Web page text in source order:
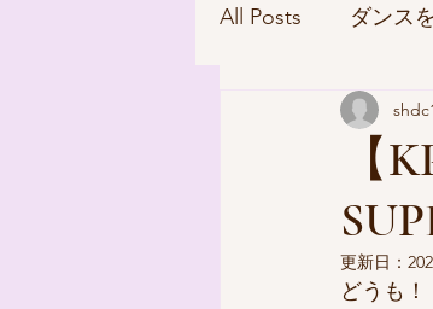
All Posts ダンス
【
更新日：
どうも！